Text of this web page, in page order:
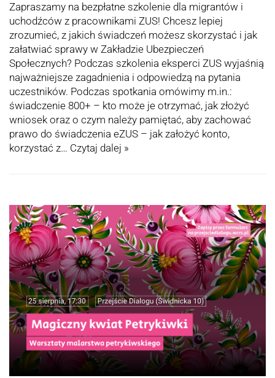
Zapraszamy na bezpłatne szkolenie dla migrantów i
uchodźców z pracownikami ZUS! Chcesz lepiej
zrozumieć, z jakich świadczeń możesz skorzystać i jak
załatwiać sprawy w Zakładzie Ubezpieczeń
Społecznych? Podczas szkolenia eksperci ZUS wyjaśnią
najważniejsze zagadnienia i odpowiedzą na pytania
uczestników. Podczas spotkania omówimy m.in.:
świadczenie 800+ – kto może je otrzymać, jak złożyć
wniosek oraz o czym należy pamiętać, aby zachować
prawo do świadczenia eZUS – jak założyć konto,
korzystać z… Czytaj dalej »